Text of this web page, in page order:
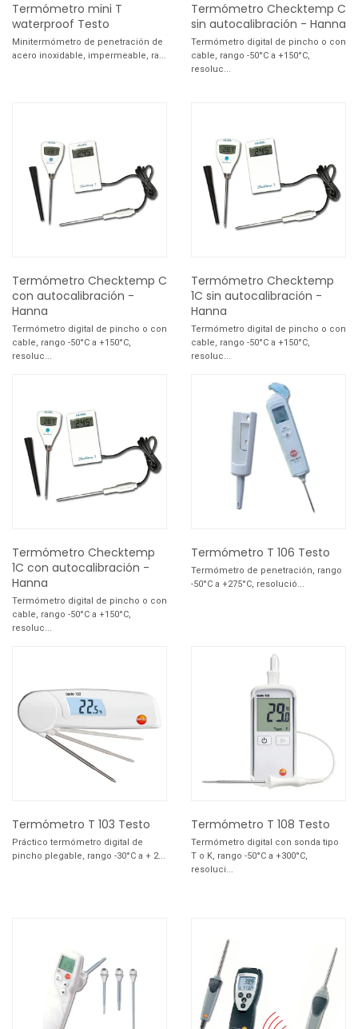
Termómetro mini T
waterproof Testo
Minitermómetro de penetración de
acero inoxidable, impermeable, ra...
Termómetro Checktemp C
sin autocalibración - Hanna
Termómetro digital de pincho o con
cable, rango -50°C a +150°C,
resoluc...
Termómetro Checktemp C
con autocalibración -
Hanna
Termómetro digital de pincho o con
cable, rango -50°C a +150°C,
resoluc...
Termómetro Checktemp
1C sin autocalibración -
Hanna
Termómetro digital de pincho o con
cable, rango -50°C a +150°C,
resoluc...
Termómetro Checktemp
1C con autocalibración -
Hanna
Termómetro digital de pincho o con
cable, rango -50°C a +150°C,
resoluc...
Termómetro T 106 Testo
Termómetro de penetración, rango
-50°C a +275°C, resolució...
Termómetro T 103 Testo
Práctico termómetro digital de
pincho plegable, rango -30°C a + 2...
Termómetro T 108 Testo
Termómetro digital con sonda tipo
T o K, rango -50°C a +300°C,
resoluci...